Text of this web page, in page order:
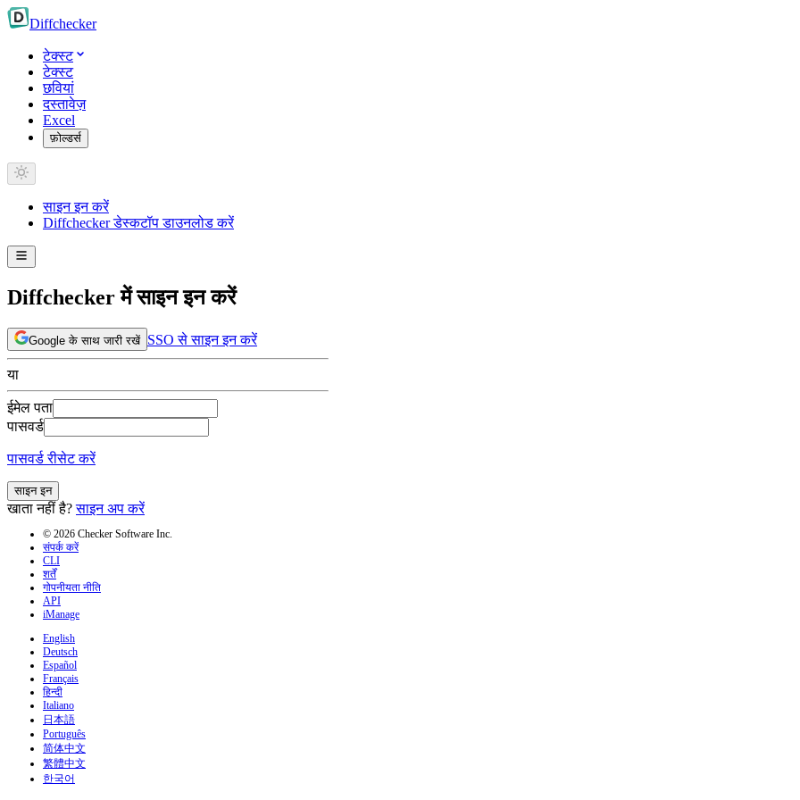
Diffchecker
टेक्स्ट
टेक्स्ट
छवियां
दस्तावेज़
Excel
फ़ोल्डर्स
साइन इन करें
Diffchecker डेस्कटॉप डाउनलोड करें
Diffchecker में साइन इन करें
Google के साथ जारी रखें SSO से साइन इन करें
या
ईमेल पता
पासवर्ड
पासवर्ड रीसेट करें
साइन इन
खाता नहीं है? साइन अप करें
© 2026 Checker Software Inc.
संपर्क करें
CLI
शर्तें
गोपनीयता नीति
API
iManage
English
Deutsch
Español
Français
हिन्दी
Italiano
日本語
Português
简体中文
繁體中文
한국어